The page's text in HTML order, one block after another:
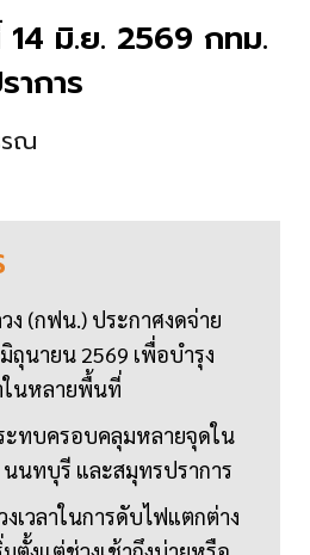
มิ.ย. 2569 กทม.
าการ
รณ
(กฟน.) ประกาศงดจ่าย
ถุนายน 2569 เพื่อบำรุง
นหลายพื้นที่
ทบครอบคลุมหลายจุดใน
นทบุรี และสมุทรปราการ
เวลาในการดับไฟแตกต่าง